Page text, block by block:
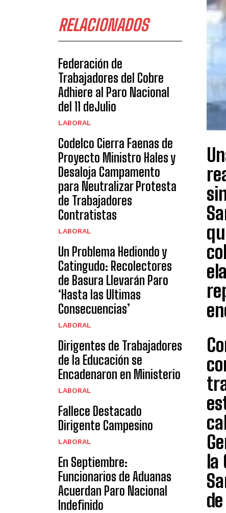
RELACIONADOS
Federación de
Trabajadores del Cobre
Adhiere al Paro Nacional
del 11 deJulio
LABORAL
Codelco Cierra Faenas de
Proyecto Ministro Hales y
Desaloja Campamento
para Neutralizar Protesta
de Trabajadores
Contratistas
LABORAL
Un Problema Hediondo y
Catingudo: Recolectores
de Basura Llevarán Paro
‘Hasta las Ultimas
Consecuencias’
LABORAL
Dirigentes de Trabajadores
de la Educación se
Encadenaron en Ministerio
LABORAL
Fallece Destacado
Dirigente Campesino
LABORAL
En Septiembre:
Funcionarios de Aduanas
Acuerdan Paro Nacional
Indefinido